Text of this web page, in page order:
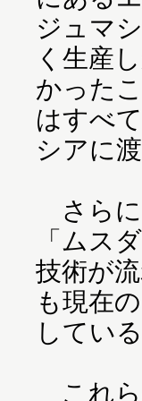
ジュマ
く生産
かった
はすべ
シアに
さらに
「ムス
技術が
も現在
している
これら